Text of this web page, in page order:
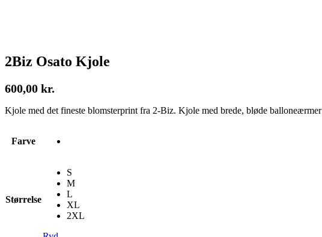
2Biz Osato Kjole
600,00 kr.
Kjole med det fineste blomsterprint fra 2-Biz. Kjole med brede, bløde
Farve
Størrelse
S
M
L
XL
2XL